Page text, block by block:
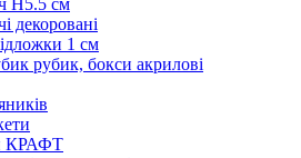
декоровані
1 см
рубик, бокси акрилові
КРАФТ